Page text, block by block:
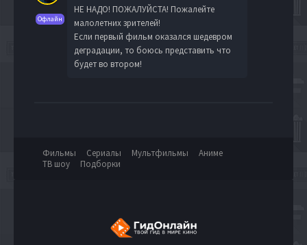
Офлайн
НЕ НАДО! ПОЖАЛУЙСТА! Пожалейте
малолетних зрителей!
Если первый фильм оказался шедевром
деградации, то боюсь представить что
будет во втором!
Фильмы Сериалы Мультфильмы
Аниме
ТВ шоу
Подборки